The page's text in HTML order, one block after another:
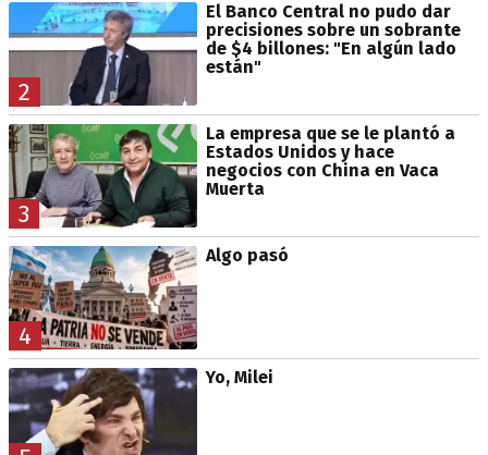
2
El Banco Central no pudo dar
precisiones sobre un sobrante
de $4 billones: "En algún lado
están"
3
La empresa que se le plantó a
Estados Unidos y hace
negocios con China en Vaca
Muerta
4
Algo pasó
Yo, Milei